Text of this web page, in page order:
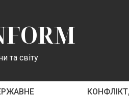
та світу